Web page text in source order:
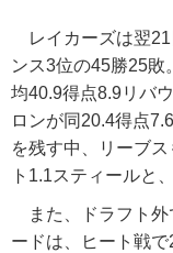
レイカーズは翌21
ンス3位の45勝25敗
均40.9得点8.9リバ
ロンが同20.4得点
を残す中、リーブ
ト1.1スティールと
また、ドラフト外
ードは、ヒート戦